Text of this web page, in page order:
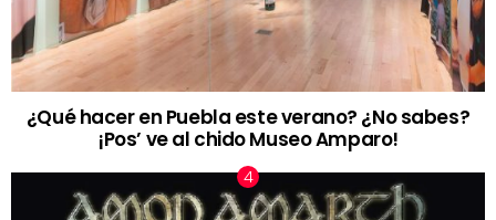
¿Qué hacer en Puebla este verano? ¿No sabes?
¡Pos’ ve al chido Museo Amparo!